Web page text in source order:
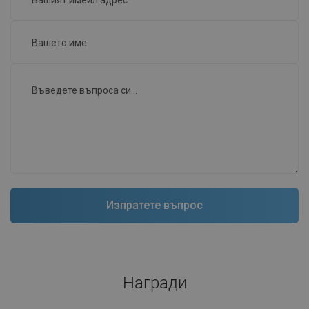
Награди